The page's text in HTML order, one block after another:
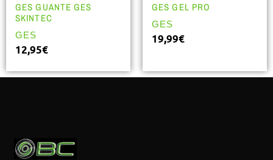
GES GUANTE GES
SKINTEC
GES
12,95€
GES GEL PRO
GES
19,99€